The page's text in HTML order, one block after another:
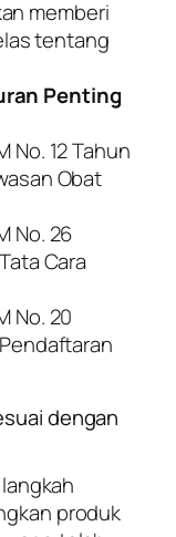
memberi
tentang
Penting
No. 12 Tahun
Obat
No. 26
Cara
No. 20
dengan
produk